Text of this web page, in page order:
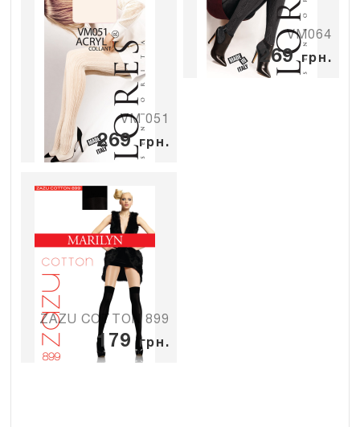
VM 051
269 грн.
VM064
269 грн.
ZAZU COTTON 899
179 грн.